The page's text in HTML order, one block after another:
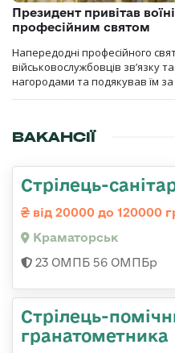
Президент привітав
професійним святом
Напередодні професійного
військовослужбовців зв’язку
нагородами та подякував їм
ВАКАНСІЇ
Стрілець-
від 20000 до 120000
Краматорськ
23 ОМПБ 56 ОМПБр
Стрілець-
гранатометника